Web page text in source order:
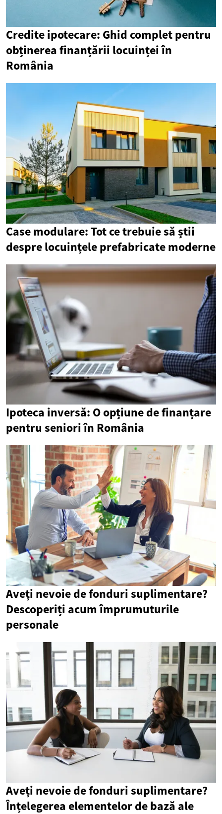
Credite ipotecare: Ghid complet pentru
obținerea finanțării locuinței în
România
Case modulare: Tot ce trebuie să știi
despre locuințele prefabricate moderne
Ipoteca inversă: O opțiune de finanțare
pentru seniori în România
Aveți nevoie de fonduri suplimentare?
Descoperiți acum împrumuturile
personale
Aveți nevoie de fonduri suplimentare?
Înțelegerea elementelor de bază ale